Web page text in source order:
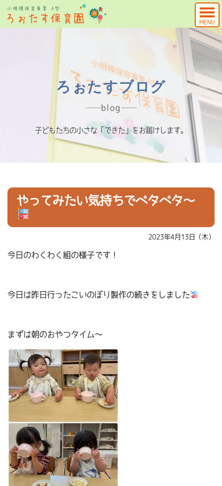
MENU
ろぉたすブログ
blog
子どもたちの小さな「できた」をお届けします。
やってみたい気持ちでペタペタ～
2023年4月13日（木）
今日のわくわく組の様子です！
今日は昨日行ったこいのぼり製作の続きをしました
まずは朝のおやつタイム～